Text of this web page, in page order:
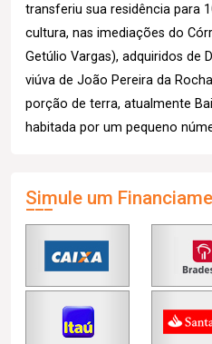
transferiu sua residência para
cultura, nas imediações do
Getúlio Vargas), adquiridos de
viúva de João Pereira da
porção de terra, atualmente
habitada por um pequeno
Simule um